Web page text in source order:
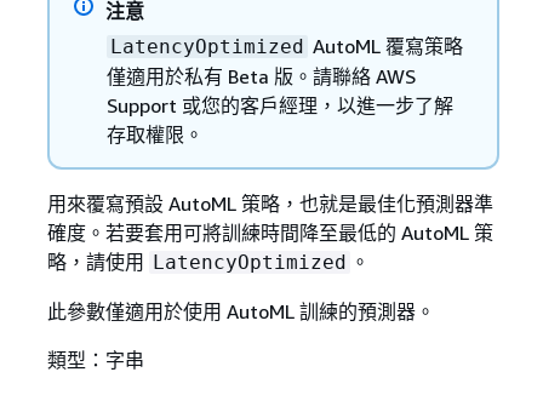
注意
LatencyOptimized AutoML 覆寫策略
僅適用於私有 Beta 版。請聯絡 AWS
Support 或您的客戶經理，以進一步了解
存取權限。
用來覆寫預設 AutoML 策略，也就是最佳化預測器準
確度。若要套用可將訓練時間降至最低的 AutoML 策
略，請使用 LatencyOptimized 。
此參數僅適用於使用 AutoML 訓練的預測器。
類型：字串